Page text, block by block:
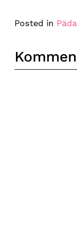
Posted in